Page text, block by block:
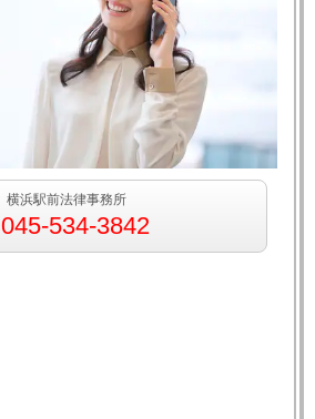
横浜駅前法律事務所
045-534-3842